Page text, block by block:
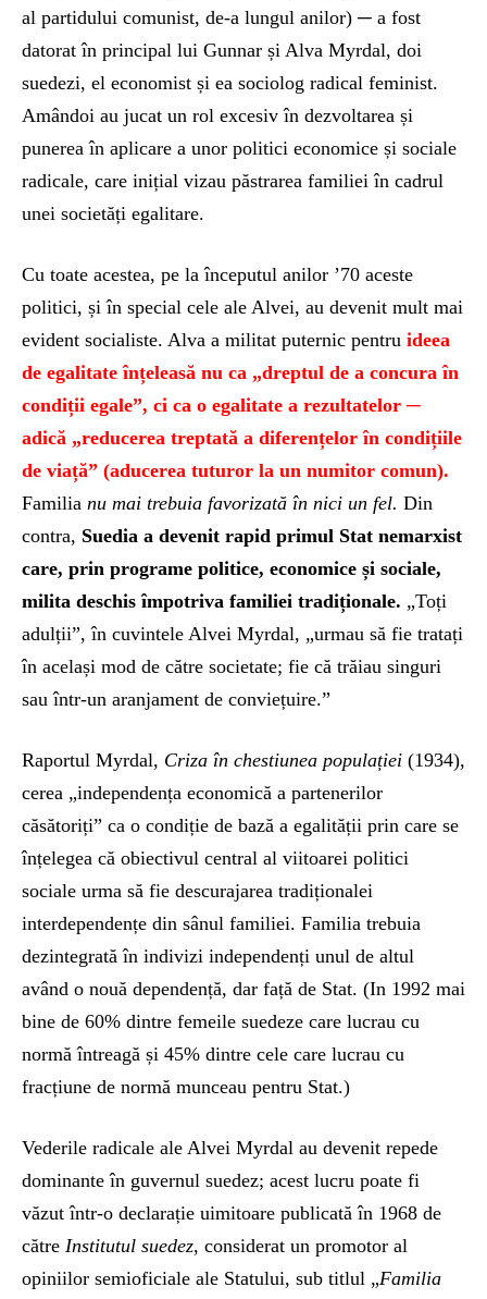
al partidului comunist, de-a lungul anilor) ─ a fost
datorat în principal lui Gunnar și Alva Myrdal, doi
suedezi, el economist și ea sociolog radical feminist.
Amândoi au jucat un rol excesiv în dezvoltarea și
punerea în aplicare a unor politici economice și sociale
radicale, care inițial vizau păstrarea familiei în cadrul
unei societăți egalitare.
Cu toate acestea, pe la începutul anilor ’70 aceste
politici, și în special cele ale Alvei, au devenit mult mai
evident socialiste. Alva a militat puternic pentru ideea
de egalitate înțeleasă nu ca „dreptul de a concura în
condiții egale”, ci ca o egalitate a rezultatelor ─
adică „reducerea treptată a diferențelor în condițiile
de viață” (aducerea tuturor la un numitor comun).
Familia nu mai trebuia favorizată în nici un fel. Din
contra, Suedia a devenit rapid primul Stat nemarxist
care, prin programe politice, economice și sociale,
milita deschis împotriva familiei tradiționale. „Toți
adulții”, în cuvintele Alvei Myrdal, „urmau să fie tratați
în același mod de către societate; fie că trăiau singuri
sau într-un aranjament de conviețuire.”
Raportul Myrdal, Criza în chestiunea populației (1934),
cerea „independența economică a partenerilor
căsătoriți” ca o condiție de bază a egalității prin care se
înțelegea că obiectivul central al viitoarei politici
sociale urma să fie descurajarea tradiționalei
interdependențe din sânul familiei. Familia trebuia
dezintegrată în indivizi independenți unul de altul
având o nouă dependență, dar față de Stat. (In 1992 mai
bine de 60% dintre femeile suedeze care lucrau cu
normă întreagă și 45% dintre cele care lucrau cu
fracțiune de normă munceau pentru Stat.)
Vederile radicale ale Alvei Myrdal au devenit repede
dominante în guvernul suedez; acest lucru poate fi
văzut într-o declarație uimitoare publicată în 1968 de
către Institutul suedez, considerat un promotor al
opiniilor semioficiale ale Statului, sub titlul „Familia